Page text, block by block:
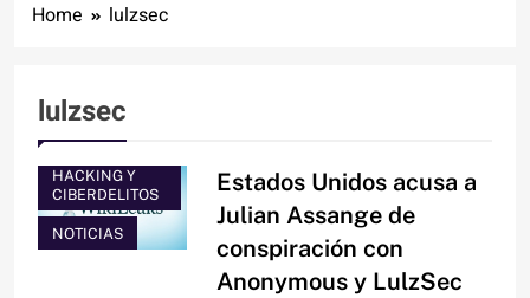
Home lulzsec
lulzsec
HACKING Y
CIBERDELITOS
NOTICIAS
Estados Unidos acusa a
Julian Assange de
conspiración con
Anonymous y LulzSec